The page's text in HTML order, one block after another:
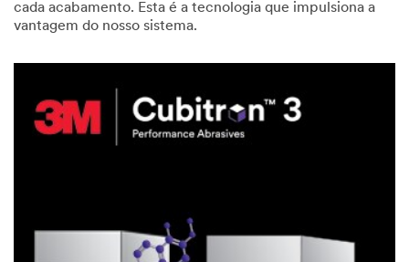
cada acabamento. Esta é a tecnologia que impulsiona a
vantagem do nosso sistema.